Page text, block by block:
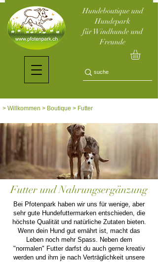
Hundeboutique und
Hundepark
für Windhunde und
Freunde
> Willkommen > Boutique > Futter
Futter und Nahrungsergänzung
Bei Pfotenpark haben wir uns für wenige, aber
sehr gute Hundefuttermarken entschieden, die
höchste Qualität und natürliche Zutaten bieten.
Wenn dein Hund gut ernährt ist, macht das
Leben noch mehr Spass. Neben dem
"normalen" Futter darfst du auch gerne kreativ
werden und ihm je nach Verträglichkeit unsere